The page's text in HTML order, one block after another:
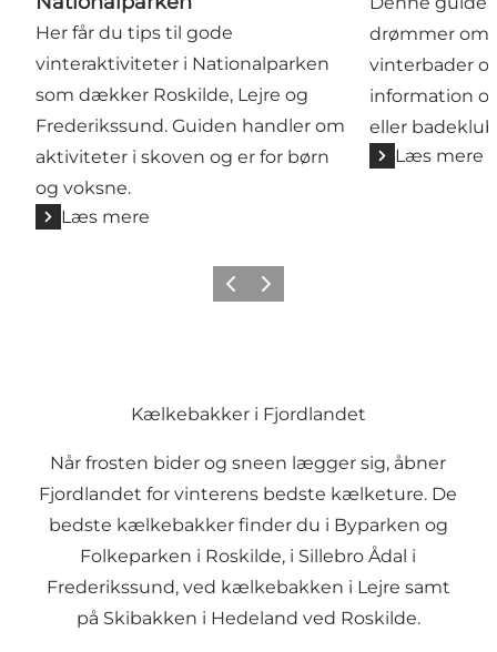
Her får du tips til gode
vinteraktiviteter i Nationalparken
som dækker Roskilde, Lejre og
Frederikssund. Guiden handler om
aktiviteter i skoven og er for børn
og voksne.
Læs mere
drømmer om
vinterbader
information
eller
Læs mere
Forrige billede
Næste billede
Kælkebakker i Fjordlandet
Når frosten bider og sneen lægger sig, åbner
Fjordlandet for vinterens bedste kælketure. De
bedste kælkebakker finder du i Byparken og
Folkeparken i Roskilde, i Sillebro Ådal i
Frederikssund, ved kælkebakken i Lejre samt
på Skibakken i Hedeland ved Roskilde.